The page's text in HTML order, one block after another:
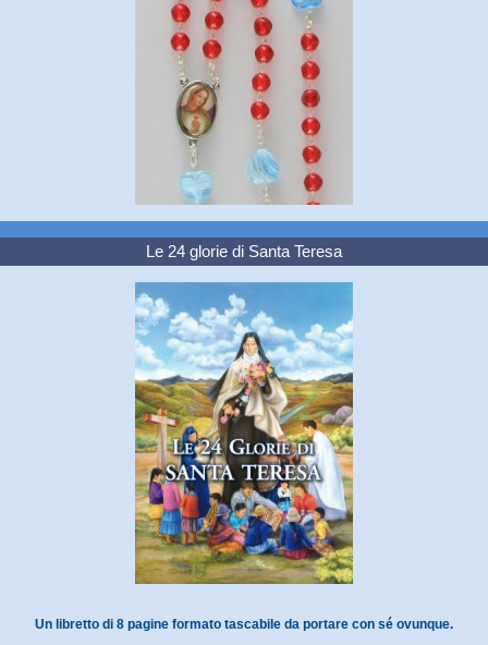
Le 24 glorie di Santa Teresa
Un libretto di 8 pagine formato tascabile da portare con sé ovunque.